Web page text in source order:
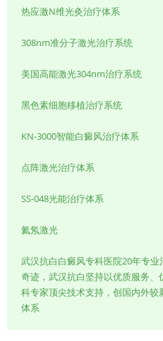
热应激N维光灸治疗体系
308nm准分子激光治疗系统
美国高能激光304nm治疗系统
黑色素细胞移植治疗系统
KN-3000智能白癜风治疗体系
点阵激光治疗体系
SS-048光能治疗体系
氦氖激光
武汉抗白白癜风专科医院20年专
奇迹，武汉抗白坚持以优质服务
科专家顶尖技术支持，创国内外
体系